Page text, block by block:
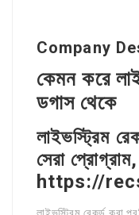
Company
কেমন করে
ডগাস থেকে
লাইভস্ট্রিম
সেরা
https://
লাইভস্ট্রিম রেকর্ড করা